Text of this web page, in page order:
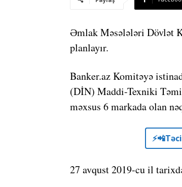
Əmlak Məsələləri Dövlət
planlayır.
Banker.az Komitəyə
(DİN) Maddi-Texniki
məxsus 6 markada olan
27 avqust 2019-cu il